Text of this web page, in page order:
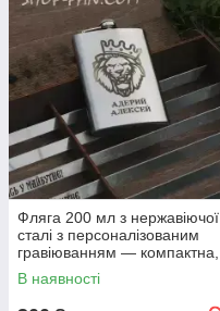
Фляга 200 мл з нержавіючої
сталі з персоналізованим
гравіюванням — компактна,
стильна, міцна, ідеальний
подарунок для чоловіків і
В наявності